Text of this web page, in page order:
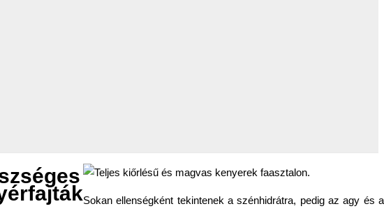
Sokan ellenségként tekintenek a szénhidrátra, pedig az agy és